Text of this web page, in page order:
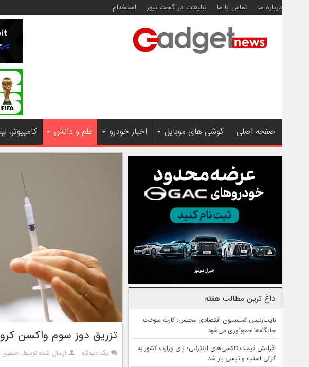
درباره ما تماس با ما تبلیغات در گجت نیوز استخدام
صفحه اصلی گوشی های موبایل اخبار خودرو علم و دانش کامپیوتر،
تزریق دوز سوم واکسن
یک دیدگاه ارسال شده توسط: حسین
داغ ترین مطالب هفته
نایب‌رئیس کمیسیون اقتصادی مجلس: کارت سوخت
جایگاه‌ها جمع‌آوری می‌شود
افزایش قیمت تاکسی‌های اینترنتی؛ پای وزارت کشور به
گرانی اسنپ و تپسی باز شد